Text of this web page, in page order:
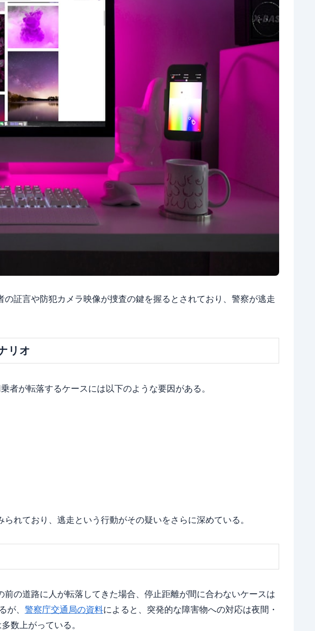
証言や防犯カメラ映像が捜査の鍵を握るとされており、警察が逃走
リオ
者が転落するケースには以下のような要因がある。
れており、逃走という行動がその疑いをさらに深めている。
の道路に人が転落してきた場合、停止距離が間に合わないケースは
が、 警察庁交通局の資料によると、突発的な障害物への対応は夜間・
数上がっている。